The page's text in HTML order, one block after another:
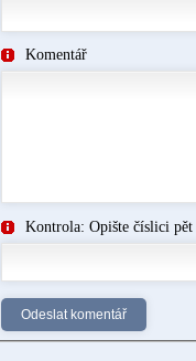
Komentář
Kontrola: Opište číslici pět